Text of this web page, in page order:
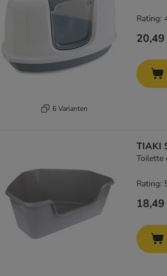
6 Varianten
Rating:
TIAKI
Toilette
Rating: